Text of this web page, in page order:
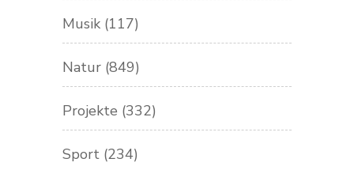
Musik (117)
Natur (849)
Projekte (332)
Sport (234)